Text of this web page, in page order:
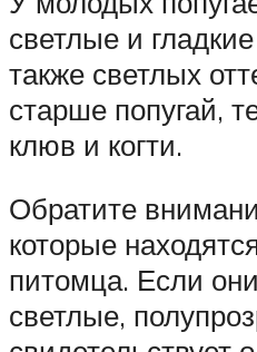
светлые и
также светлых
старше попугай,
клюв и когти.
Обратите
которые
питомца. Если
светлые,